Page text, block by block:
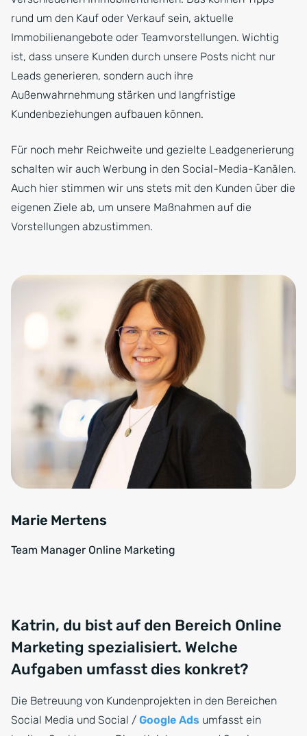
rund um den Kauf oder Verkauf sein, aktuelle
Immobilienangebote oder Teamvorstellungen. Wichtig
ist, dass unsere Kunden durch unsere Posts nicht nur
Leads generieren, sondern auch ihre
Außenwahrnehmung stärken und langfristige
Kundenbeziehungen aufbauen können.
Für noch mehr Reichweite und gezielte Leadgenerierung
schalten wir auch Werbung in den Social-Media-Kanälen.
Auch hier stimmen wir uns stets mit den Kunden über die
eigenen Ziele ab, um unsere Maßnahmen auf die
Vorstellungen abzustimmen.
Marie Mertens
Team Manager Online Marketing
Katrin, du bist auf den Bereich Online
Marketing spezialisiert. Welche
Aufgaben umfasst dies konkret?
Die Betreuung von Kundenprojekten in den Bereichen
Social Media und Social / Google Ads umfasst ein